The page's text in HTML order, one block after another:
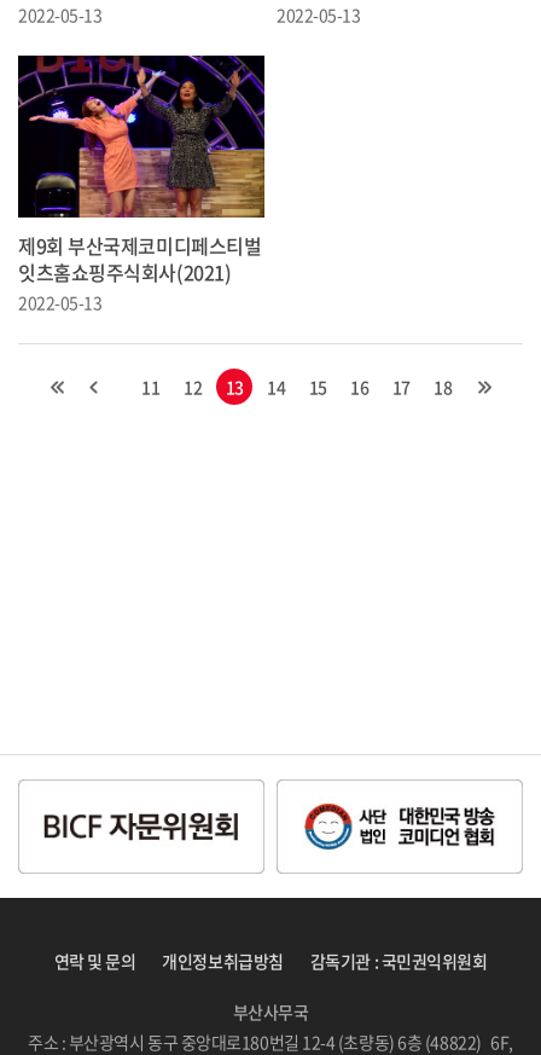
2022-05-13 2022-05-13
제9회 부산국제코미디페스티벌
잇츠홈쇼핑주식회사(2021)
2022-05-13
11 12 13 14 15 16 17 18
연락 및 문의 개인정보취급방침 감독기관 : 국민권익위원회
부산사무국
주소 : 부산광역시 동구 중앙대로180번길 12-4 (초량동) 6층 (48822) 6F,